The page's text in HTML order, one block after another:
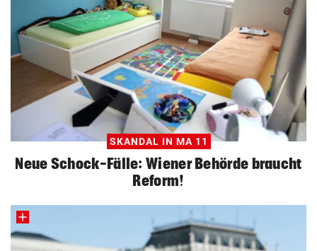
SKANDAL IN MA 11
Neue Schock-Fälle: Wiener Behörde braucht
Reform!